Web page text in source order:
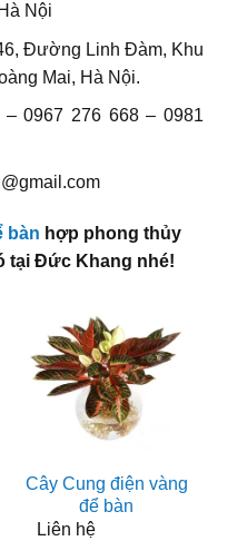
Nội
Đường Linh Đàm, Khu
Mai, Hà Nội.
– 0967 276 668 – 0981
bàn hợp phong thủy
tại Đức Khang nhé!
Cây Cung điện vàng
để bàn
Liên hệ